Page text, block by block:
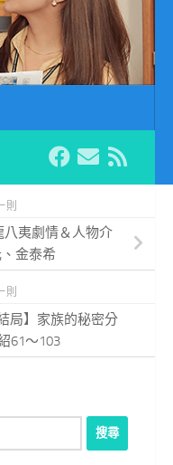
則
八夷劇情＆人物介
金泰希
則
局】家族的秘密分
61～103